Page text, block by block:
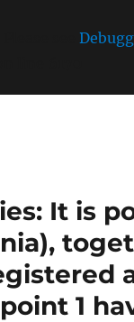
It is
1